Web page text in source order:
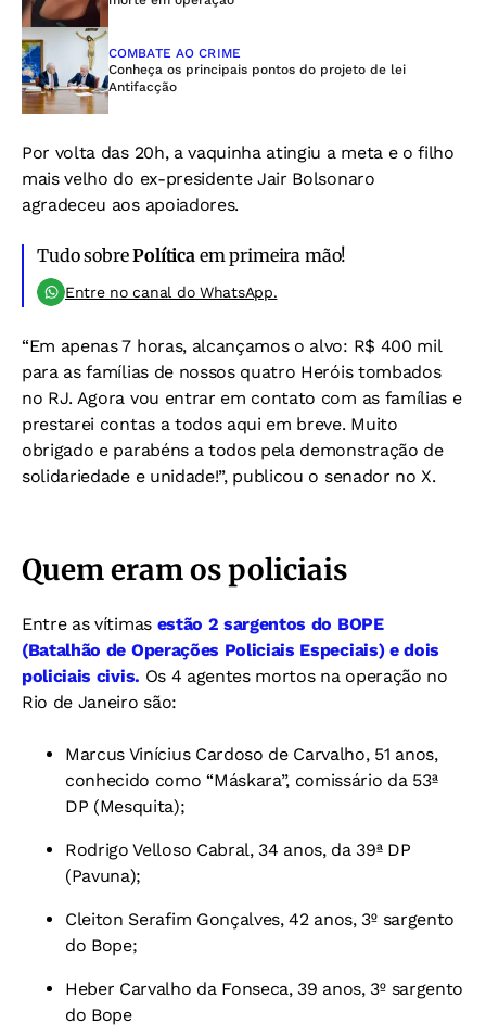
COMBATE AO CRIME
Conheça os principais pontos do projeto de lei
Antifacção
Por volta das 20h, a vaquinha atingiu a meta e o filho
mais velho do ex-presidente Jair Bolsonaro
agradeceu aos apoiadores.
Tudo sobrePolítica em primeira mão!
Entre no canal do WhatsApp.
“Em apenas 7 horas, alcançamos o alvo: R$ 400 mil
para as famílias de nossos quatro Heróis tombados
no RJ. Agora vou entrar em contato com as famílias e
prestarei contas a todos aqui em breve. Muito
obrigado e parabéns a todos pela demonstração de
solidariedade e unidade!”, publicou o senador no X.
Quem eram os policiais
Entre as vítimas estão 2 sargentos do BOPE
(Batalhão de Operações Policiais Especiais) edois
policiais civis. Os 4 agentes mortos na operação no
Rio de Janeiro são:
Marcus Vinícius Cardoso de Carvalho, 51 anos,
conhecido como “Máskara”, comissário da 53ª
DP (Mesquita);
Rodrigo Velloso Cabral, 34 anos, da 39ª DP
(Pavuna);
Cleiton Serafim Gonçalves, 42 anos, 3º sargento
do Bope;
Heber Carvalho da Fonseca, 39 anos, 3º sargento
do Bope